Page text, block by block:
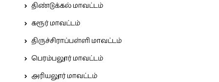
திண்டுக்கல் மாவட்டம்
கரூர் மாவட்டம்
திருச்சிராப்பள்ளி மாவட்டம்
பெரம்பலூர் மாவட்டம்
அரியலூர் மாவட்டம்